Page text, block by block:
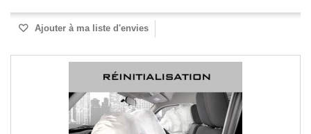
Ajouter à ma liste d'envies